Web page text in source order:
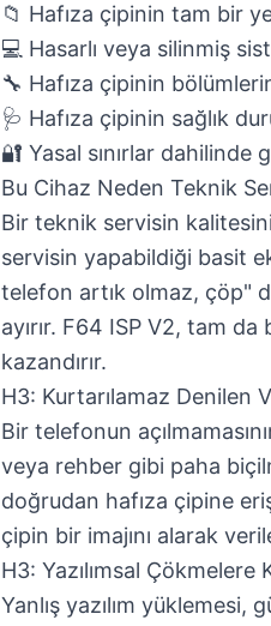
📁 Hafıza çipinin tam bir
💻 Hasarlı veya silinmiş
🔧 Hafıza çipinin
🩺 Hafıza çipinin sağlık
🔐 Yasal sınırlar
Bu Cihaz Neden Teknik
Bir teknik servisin
servisin yapabildiği basit
telefon artık olmaz, çöp"
ayırır. F64 ISP V2, tam
kazandırır.
H3: Kurtarılamaz Denilen
Bir telefonun
veya rehber gibi paha
doğrudan hafıza çipine
çipin bir imajını alarak
H3: Yazılımsal Çökmelere
Yanlış yazılım yüklemesi,